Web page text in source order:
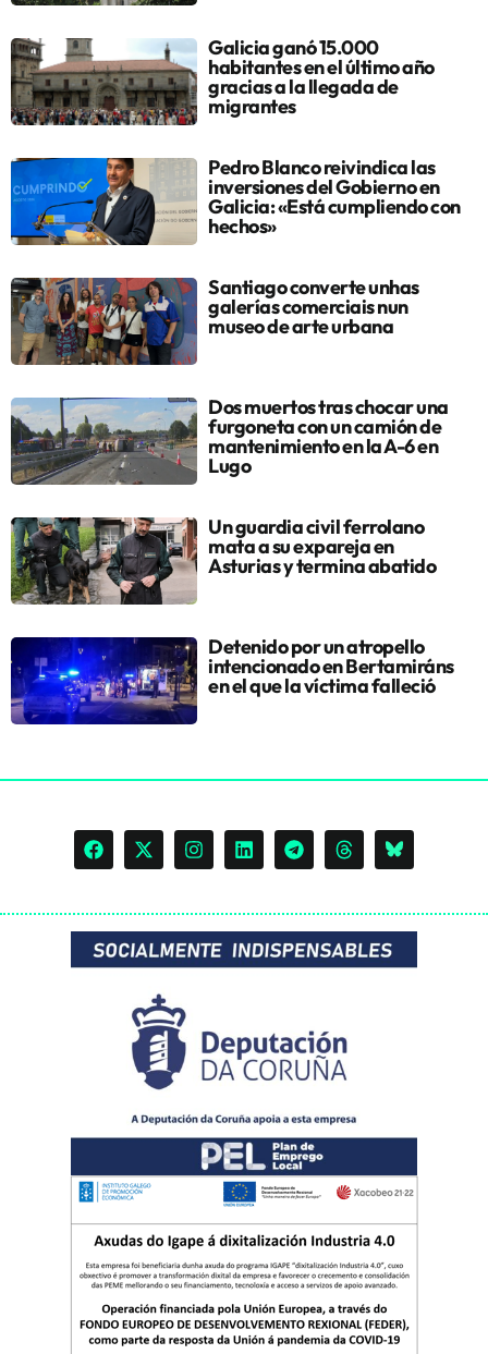
Galicia ganó 15.000
habitantes en el último año
gracias a la llegada de
migrantes
Pedro Blanco reivindica las
inversiones del Gobierno en
Galicia: «Está cumpliendo con
hechos»
Santiago converte unhas
galerías comerciais nun
museo de arte urbana
Dos muertos tras chocar una
furgoneta con un camión de
mantenimiento en la A-6 en
Lugo
Un guardia civil ferrolano
mata a su expareja en
Asturias y termina abatido
Detenido por un atropello
intencionado en Bertamiráns
en el que la víctima falleció